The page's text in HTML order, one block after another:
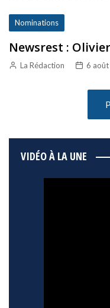
Nominations
Newsrest :
La Rédaction 6
VIDÉO À LA UNE